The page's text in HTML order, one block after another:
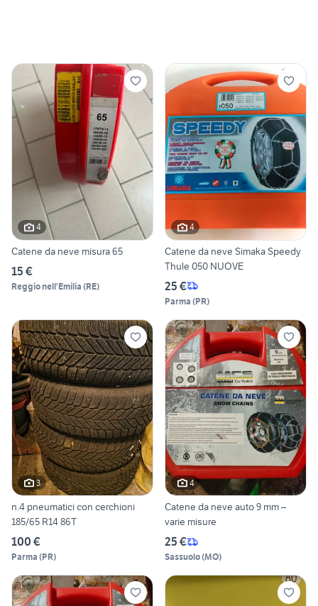
4
Catene da neve misura 65
15 €
Reggio nell'Emilia (RE)
4
Catene da neve Simaka Speedy
Thule 050 NUOVE
25 €
Parma (PR)
3
n.4 pneumatici con cerchioni
185/65 R14 86T
100 €
Parma (PR)
4
Catene da neve auto 9 mm –
varie misure
25 €
Sassuolo(MO)